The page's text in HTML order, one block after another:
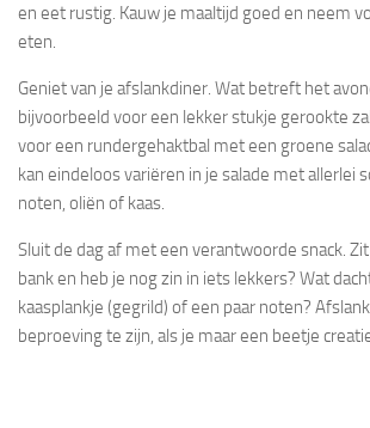
en eet rustig. Kauw je maaltijd goed en neem
eten.
Geniet van je afslankdiner. Wat betreft het
bijvoorbeeld voor een lekker stukje gerookte
voor een rundergehaktbal met een groene
kan eindeloos variëren in je salade met allerlei
noten, oliën of kaas.
Sluit de dag af met een verantwoorde snack.
bank en heb je nog zin in iets lekkers? Wat
kaasplankje (gegrild) of een paar noten?
beproeving te zijn, als je maar een beetje